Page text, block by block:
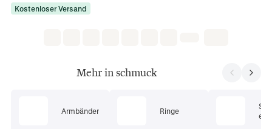
Kostenloser Versand
Mehr in schmuck
Armbänder Ringe
ets